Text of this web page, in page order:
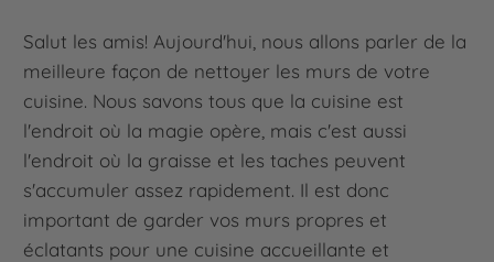
Salut les amis! Aujourd'hui, nous allons parler de la
meilleure façon de nettoyer les murs de votre
cuisine. Nous savons tous que la cuisine est
l'endroit où la magie opère, mais c'est aussi
l'endroit où la graisse et les taches peuvent
s'accumuler assez rapidement. Il est donc
important de garder vos murs propres et
éclatants pour une cuisine accueillante et